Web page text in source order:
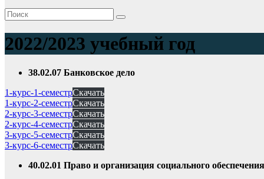
2022/2023 учебный год
38.02.07 Банковское дело
1-курс-1-семестрСкачать
1-курс-2-семестрСкачать
2-курс-3-семестрСкачать
2-курс-4-семестрСкачать
3-курс-5-семестрСкачать
3-курс-6-семестрСкачать
40.02.01 Право и организация социального обеспечения